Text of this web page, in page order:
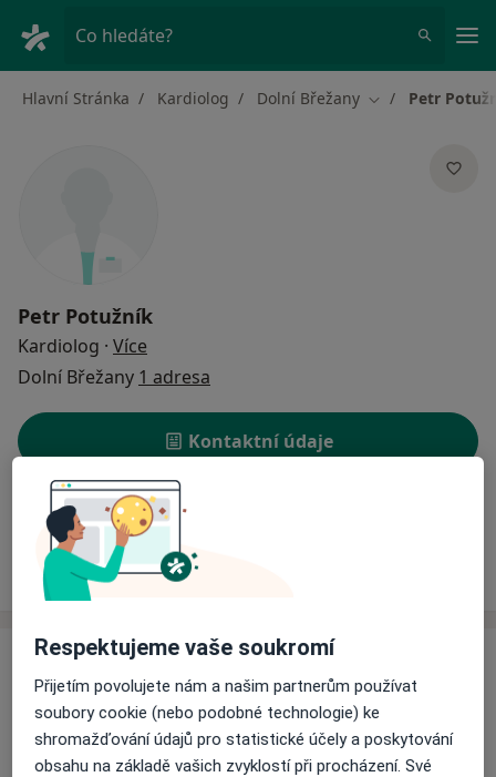
Co hledáte?
Hlavní Stránka Kardiolog Dolní Břežany Změna města
Petr
Petr Potužník
Kardiolog · Více
Dolní Břežany 1 adresa
Kontaktní údaje
Rezervovat termín
Ceník Adresy
Ceník
Informace o službách a cenách nejsou k dispozici
Tento specialista ještě nepřidával žádné informace o
svých službách.
Respektujeme vaše soukromí
Přijetím povolujete nám a našim partnerům používat
soubory cookie (nebo podobné technologie) ke
shromažďování údajů pro statistické účely a poskytování
obsahu na základě vašich zvyklostí při procházení. Své